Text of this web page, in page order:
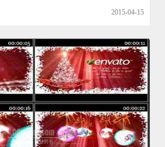
2015-04-15